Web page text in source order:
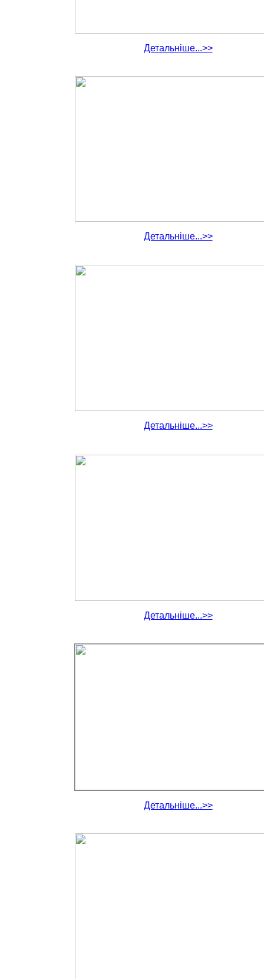
Детальніше...>>
Детальніше...>>
Детальніше...>>
Детальніше...>>
Детальніше...>>